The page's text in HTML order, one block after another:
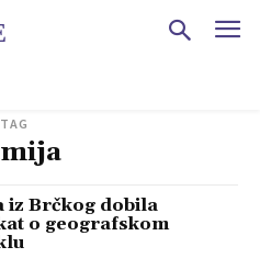
TAG
iz Brčkog dobila
o geografskom